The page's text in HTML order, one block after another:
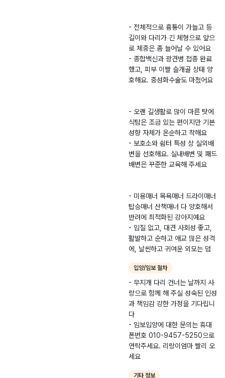
좀 늘어날 수 있어요
- 종합백신 광견병 접
종 완료했고, 피부 이
빨 슬개골 상태도 양
호해요. 중성화수술도
마쳤어요 - 오랜 길생
이지만 기본성향 자체
가 온순하고 착해요 -
보호소와 쉼터 특성
상 실외배변을 선호해
요. 실내배변 및 패드
배변은 꾸준한 교육해
승매너 산책매너 다
양호해서 반려에 최적
화된 강아지예요 - 입
질 없고, 대견 사회성
좋고, 활발하고 순하
고 애교 많은 성격에,
는 덤 - 무지개 다리
건너는 날까지 사랑으
로 함께 해 주실 성숙
된 인성과 책임감 강
- 임보입양에 대한 문
의는 휴대폰번호
010-9457-5250
🍼리랑이 임보입양
- 전체적으로 흉통이 가늘고 등
길이와 다리가 긴 체형으로 앞으
로 체중은 좀 늘어날 수 있어요
- 종합백신과 광견병 접종 완료
했고, 피부 이빨 슬개골 상태 양
호해요. 중성화수술도 마쳤어요
- 오랜 길생활로 많이 마른 탓에
식탐은 조금 있는 편이지만 기본
성향 자체가 온순하고 착해요
- 보호소와 쉼터 특성 상 실외배
변을 선호해요. 실내배변 및 패드
배변은 꾸준한 교육해 주세요
- 미용매너 목욕매너 드라이매너
탑승매너 산책매너 다 양호해서
반려에 최적화된 강아지예요
- 입질 없고, 대견 사회성 좋고,
활발하고 순하고 애교 많은 성격
에, 날씬하고 귀여운 외모는 덤
입양/임보 절차
- 무지개 다리 건너는 날까지 사
랑으로 함께 해 주실 성숙된 인성
과 책임감 강한 가정을 기다립니
다
- 임보입양에 대한 문의는 휴대
폰번호 010-9457-5250으로
연락주세요. 리랑이엄마 빨리 오
세요
기타 정보